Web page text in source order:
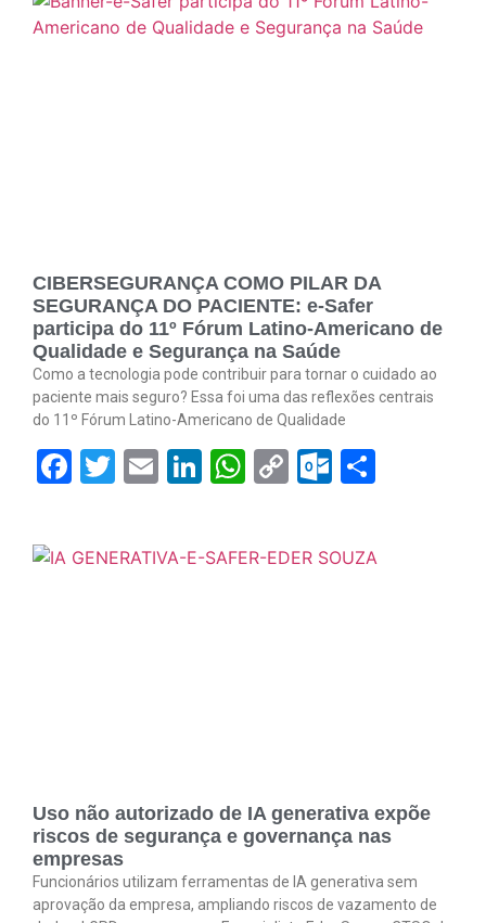
CIBERSEGURANÇA COMO PILAR DA
SEGURANÇA DO PACIENTE: e-Safer
participa do 11º Fórum Latino-Americano de
Qualidade e Segurança na Saúde
Como a tecnologia pode contribuir para tornar o cuidado ao
paciente mais seguro? Essa foi uma das reflexões centrais
do 11º Fórum Latino-Americano de Qualidade
Facebook
Twitter
EmailLinkedIn
WhatsApp
Copy
Uso não autorizado de IA generativa expõe
riscos de segurança e governança nas
empresas
Funcionários utilizam ferramentas de IA generativa sem
aprovação da empresa, ampliando riscos de vazamento de